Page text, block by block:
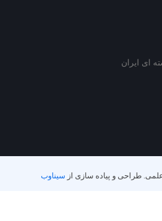
ای ایران
طراحی و پیاده سازی از سیناوب